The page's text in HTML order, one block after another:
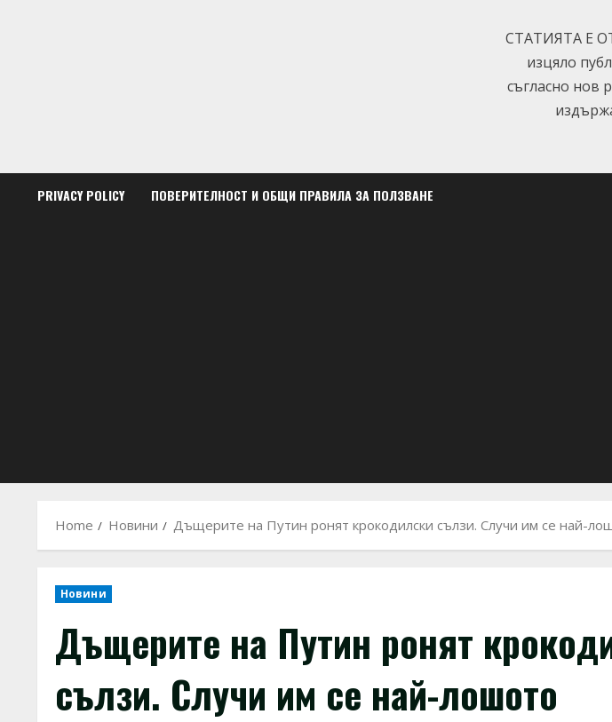
СТАТИЯТА Е
изцяло
съгласно нов
PRIVACY POLICY ПОВЕРИТЕЛНОСТ И ОБЩИ ПРАВИЛА ЗА ПОЛЗВАНЕ
Home Новини Дъщерите на Путин ронят крокодилски сълзи. Случи им се най-
Новини
Дъщерите на Путин ронят
сълзи. Случи им се най-лошото